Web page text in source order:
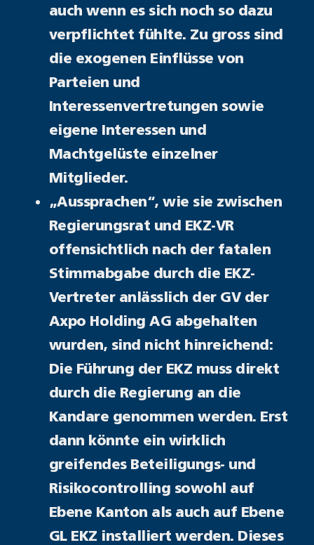
auch wenn es sich noch so dazu
verpflichtet fühlte. Zu gross sind
die exogenen Einflüsse von
Parteien und
Interessenvertretungen sowie
eigene Interessen und
Machtgelüste einzelner
Mitglieder.
„Aussprachen“, wie sie zwischen
Regierungsrat und EKZ-VR
offensichtlich nach der fatalen
Stimmabgabe durch die EKZ-
Vertreter anlässlich der GV der
Axpo Holding AG abgehalten
wurden, sind nicht hinreichend:
Die Führung der EKZ muss direkt
durch die Regierung an die
Kandare genommen werden. Erst
dann könnte ein wirklich
greifendes Beteiligungs- und
Risikocontrolling sowohl auf
Ebene Kanton als auch auf Ebene
GL EKZ installiert werden. Dieses